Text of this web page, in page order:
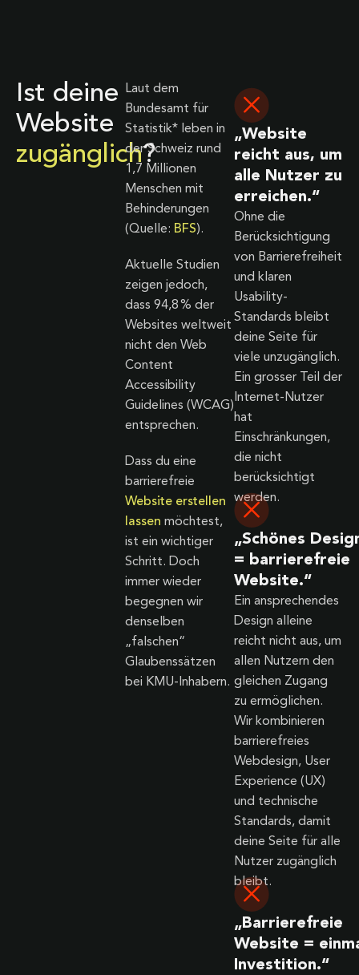
Ist deine
Website
zugänglich?
Laut dem
Bundesamt für
Statistik* leben in
der Schweiz rund
1,7 Millionen
Menschen mit
Behinderungen
(Quelle: BFS).
Aktuelle Studien
zeigen jedoch,
dass 94,8 % der
Websites weltweit
nicht den Web
Content
Accessibility
Guidelines (WCAG)
entsprechen.
Dass du eine
barrierefreie
Website erstellen
lassen möchtest,
ist ein wichtiger
Schritt. Doch
immer wieder
begegnen wir
denselben
„falschen“
Glaubenssätzen
bei KMU-Inhabern.
„Website
reicht aus, um
alle Nutzer zu
erreichen.“
Ohne die
Berücksichtigung
von Barrierefreiheit
und klaren
Usability-
Standards bleibt
deine Seite für
viele unzugänglich.
Ein grosser Teil der
Internet-Nutzer
hat
Einschränkungen,
die nicht
berücksichtigt
werden.
„Schönes
= barrierefreie
Website.“
Ein ansprechendes
Design alleine
reicht nicht aus, um
allen Nutzern den
gleichen Zugang
zu ermöglichen.
Wir kombinieren
barrierefreies
Webdesign, User
Experience (UX)
und technische
Standards, damit
deine Seite für alle
Nutzer zugänglich
bleibt.
„Barrierefreie
Website =
Investition.“